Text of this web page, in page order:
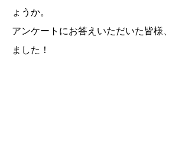
ょうか。
アンケートにお答えいただいた皆様
ました！